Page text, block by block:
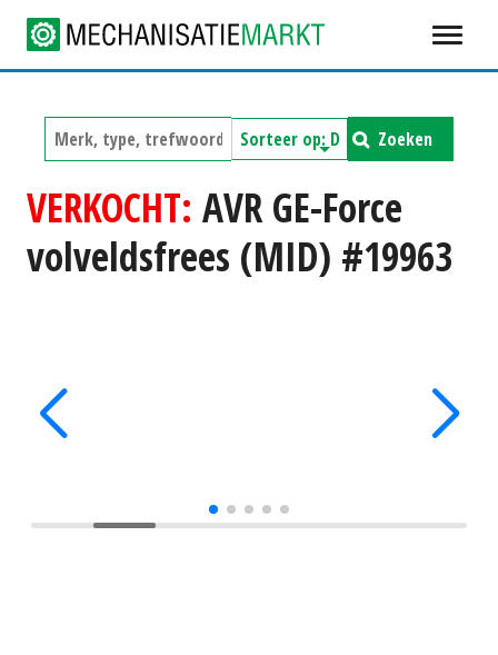
Zoeken
VERKOCHT: AVR GE-Force
volveldsfrees (MID) #19963